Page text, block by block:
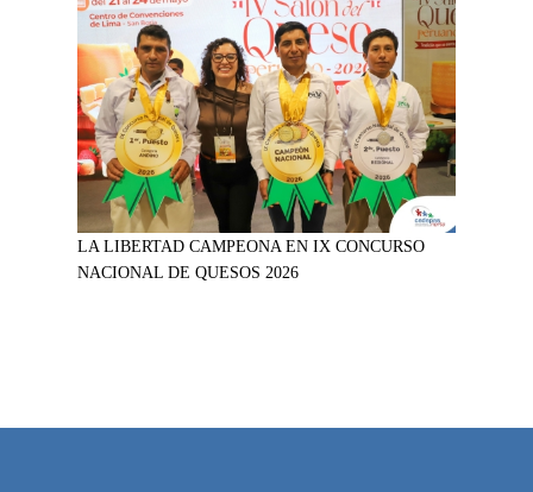
LA LIBERTAD CAMPEONA EN IX CONCURSO
NACIONAL DE QUESOS 2026